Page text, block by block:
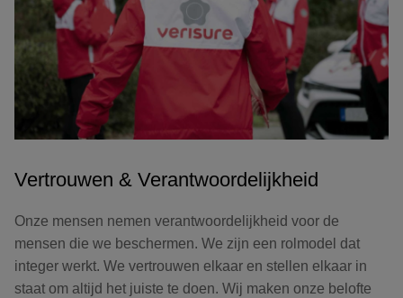
Vertrouwen & Verantwoordelijkheid
Onze mensen nemen verantwoordelijkheid voor de
mensen die we beschermen. We zijn een rolmodel dat
integer werkt. We vertrouwen elkaar en stellen elkaar in
staat om altijd het juiste te doen. Wij maken onze belofte